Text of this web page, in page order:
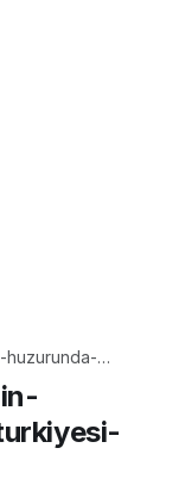
huzurunda-